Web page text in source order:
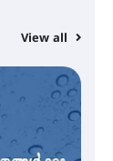
View all